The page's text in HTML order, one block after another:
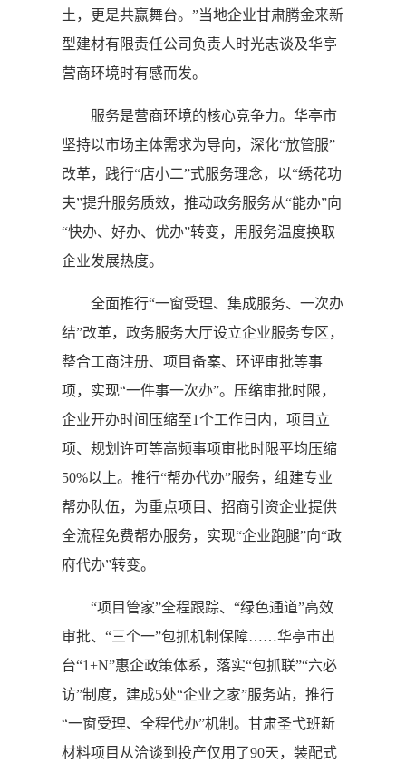
土，更是共赢舞台。”当地企业甘肃腾金来新
型建材有限责任公司负责人时光志谈及华亭
营商环境时有感而发。
服务是营商环境的核心竞争力。华亭市
坚持以市场主体需求为导向，深化“放管服”
改革，践行“店小二”式服务理念，以“绣花功
夫”提升服务质效，推动政务服务从“能办”向
“快办、好办、优办”转变，用服务温度换取
企业发展热度。
全面推行“一窗受理、集成服务、一次办
结”改革，政务服务大厅设立企业服务专区，
整合工商注册、项目备案、环评审批等事
项，实现“一件事一次办”。压缩审批时限，
企业开办时间压缩至1个工作日内，项目立
项、规划许可等高频事项审批时限平均压缩
50%以上。推行“帮办代办”服务，组建专业
帮办队伍，为重点项目、招商引资企业提供
全流程免费帮办服务，实现“企业跑腿”向“政
府代办”转变。
“项目管家”全程跟踪、“绿色通道”高效
审批、“三个一”包抓机制保障……华亭市出
台“1+N”惠企政策体系，落实“包抓联”“六必
访”制度，建成5处“企业之家”服务站，推行
“一窗受理、全程代办”机制。甘肃圣弋班新
材料项目从洽谈到投产仅用了90天，装配式